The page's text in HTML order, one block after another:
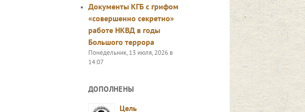
Документы КГБ с грифом
«совершенно секретно»
работе НКВД в годы
Большого террора
Понедельник, 13 июля, 2026 в
14:07
ДОПОЛНЕНЫ
Цель